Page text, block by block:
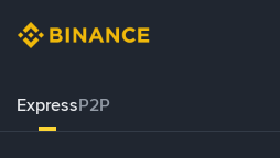
ExpressP2P